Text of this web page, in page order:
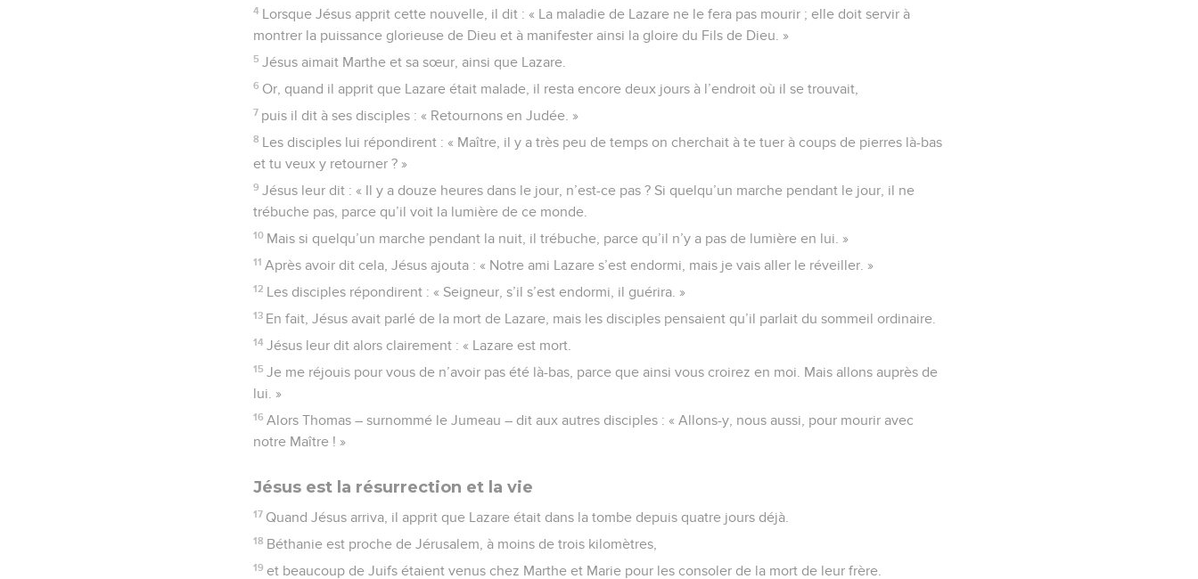
4 Lorsque Jésus apprit cette nouvelle, il dit : « La maladie de Lazare ne le fera pas mourir ; elle doit servir à
montrer la puissance glorieuse de Dieu et à manifester ainsi la gloire du Fils de Dieu. »
5 Jésus aimait Marthe et sa sœur, ainsi que Lazare.
6 Or, quand il apprit que Lazare était malade, il resta encore deux jours à l’endroit où il se trouvait,
7 puis il dit à ses disciples : « Retournons en Judée. »
8 Les disciples lui répondirent : « Maître, il y a très peu de temps on cherchait à te tuer à coups de pierres là-bas
et tu veux y retourner ? »
9 Jésus leur dit : « Il y a douze heures dans le jour, n’est-ce pas ? Si quelqu’un marche pendant le jour, il ne
trébuche pas, parce qu’il voit la lumière de ce monde.
10 Mais si quelqu’un marche pendant la nuit, il trébuche, parce qu’il n’y a pas de lumière en lui. »
11 Après avoir dit cela, Jésus ajouta : « Notre ami Lazare s’est endormi, mais je vais aller le réveiller. »
12 Les disciples répondirent : « Seigneur, s’il s’est endormi, il guérira. »
13 En fait, Jésus avait parlé de la mort de Lazare, mais les disciples pensaient qu’il parlait du sommeil ordinaire.
14 Jésus leur dit alors clairement : « Lazare est mort.
15 Je me réjouis pour vous de n’avoir pas été là-bas, parce que ainsi vous croirez en moi. Mais allons auprès de
lui. »
16 Alors Thomas – surnommé le Jumeau – dit aux autres disciples : « Allons-y, nous aussi, pour mourir avec
notre Maître ! »
Jésus est la résurrection et la vie
17 Quand Jésus arriva, il apprit que Lazare était dans la tombe depuis quatre jours déjà.
18 Béthanie est proche de Jérusalem, à moins de trois kilomètres,
19 et beaucoup de Juifs étaient venus chez Marthe et Marie pour les consoler de la mort de leur frère.